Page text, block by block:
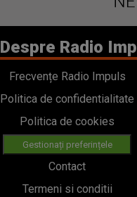
Despre Radio
Frecvențe Radio Impuls
Politica de confidentialitate
Politica de cookies
Gestionați preferințele
Contact
Termeni si conditii